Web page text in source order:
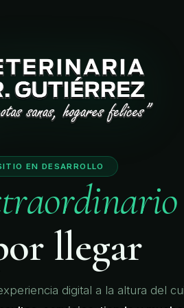
EN DESARROLLO
llegar
digital a la altura del